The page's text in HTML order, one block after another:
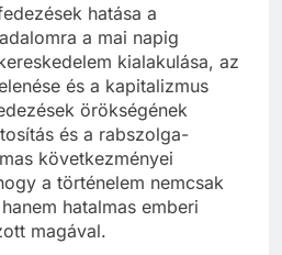
hatása a
a mai napig
kialakulása, az
és a kapitalizmus
örökségének
és a rabszolga-
következményei
a történelem nemcsak
hatalmas emberi
magával.